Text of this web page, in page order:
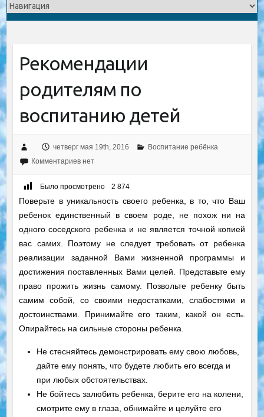
Рекомендации
родителям пo
воспитанию детей
четверг мая 19th, 2016
Воспитание ребёнка
Комментариев нет
Было просмотрено 2 874
Поверьте в уникальность своего ребенка, в то, что Ваш
ребенок единственный в своем роде, не похож ни на
одного соседского ребенка и не является точной копией
вас самих. Поэтому не следует требовать от ребенка
реализации заданной Вами жизненной программы и
достижения поставленных Вами целей. Представьте ему
право прожить жизнь самому. Позвольте ребенку быть
самим собой, со своими недостатками, слабостями и
достоинствами. Принимайте его таким, какой он есть.
Опирайтесь на сильные стороны ребенка.
Не стесняйтесь демонстрировать ему свою любовь,
дайте ему понять, что будете любить его всегда и
при любых обстоятельствах.
Не бойтесь залюбить ребенка, берите его на колени,
смотрите ему в глаза, обнимайте и целуйте его